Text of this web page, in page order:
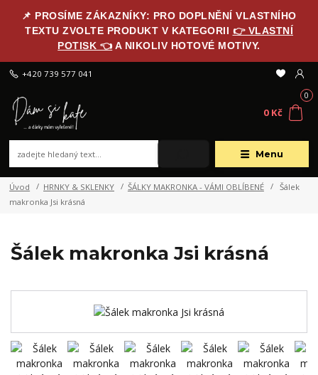
📌 PROSÍME ZÁKAZNÍKY: PRO DOPLNĚNÍ VLASTNÍHO
TEXTU ZVOLTE PRODUKT V KATEGORII 👉 VLASTNÍ
POTISK 👈 A NIKOLIV HOTOVÉ MOTIVY.
Menu
+420 739 577 041
0
0 Kč
Úvod HRNKY & SKLENKY ŠÁLKY MAKRONKA - VÁMI OBLÍBENÉ
Šálek
makronka Jsi krásná
Šálek makronka Jsi krásná